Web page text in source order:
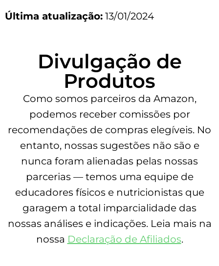
Última atualização: 13/01/2024
Divulgação de
Produtos
Como somos parceiros da Amazon,
podemos receber comissões por
recomendações de compras elegíveis. No
entanto, nossas sugestões não são e
nunca foram alienadas pelas nossas
parcerias — temos uma equipe de
educadores físicos e nutricionistas que
garagem a total imparcialidade das
nossas análises e indicações. Leia mais na
nossa Declaração de Afiliados.